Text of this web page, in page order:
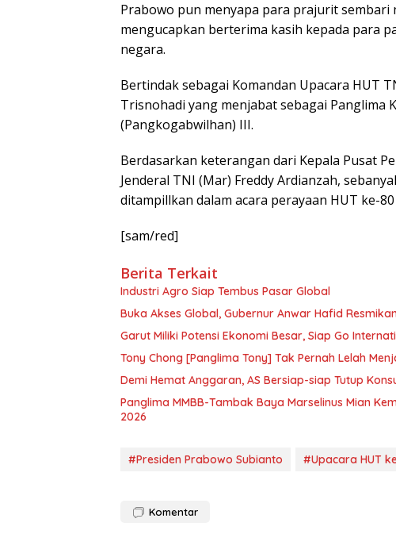
Prabowo pun menyapa para prajurit
mengucapkan berterima kasih kepada para
negara.
Bertindak sebagai Komandan Upacara HUT
Trisnohadi yang menjabat sebagai Panglima
(Pangkogabwilhan) III.
Berdasarkan keterangan dari Kepala Pusat
Jenderal TNI (Mar) Freddy Ardianzah,
ditampillkan dalam acara perayaan HUT ke-
[sam/red]
Berita Terkait
Industri Agro Siap Tembus Pasar Global
Buka Akses Global, Gubernur Anwar Hafid
Garut Miliki Potensi Ekonomi Besar, Siap Go
Tony Chong [Panglima Tony] Tak Pernah Lelah
Demi Hemat Anggaran, AS Bersiap-siap Tutup
Panglima MMBB-Tambak Baya Marselinus Mian
2026
#Presiden Prabowo Subianto #Upacara HUT
Komentar